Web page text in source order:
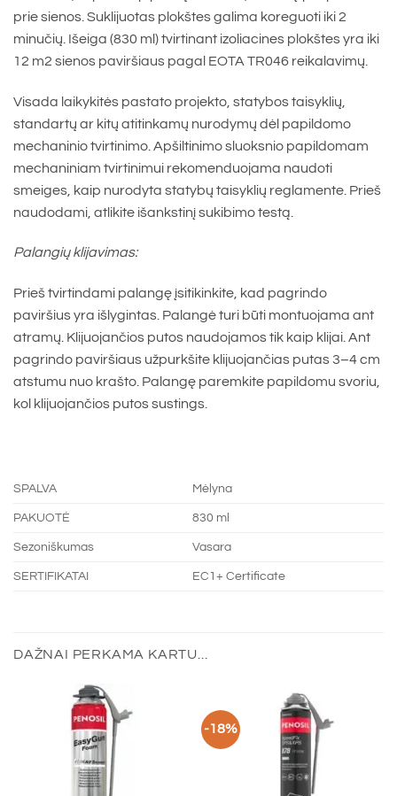
prie sienos. Suklijuotas plokštes galima koreguoti iki 2
minučių. Išeiga (830 ml) tvirtinant izoliacines plokštes yra iki
12 m2 sienos paviršiaus pagal EOTA TR046 reikalavimų.
Visada laikykitės pastato projekto, statybos taisyklių,
standartų ar kitų atitinkamų nurodymų dėl papildomo
mechaninio tvirtinimo. Apšiltinimo sluoksnio papildomam
mechaniniam tvirtinimui rekomenduojama naudoti
smeiges, kaip nurodyta statybų taisyklių reglamente. Prieš
naudodami, atlikite išankstinį sukibimo testą.
Palangių klijavimas:
Prieš tvirtindami palangę įsitikinkite, kad pagrindo
paviršius yra išlygintas. Palangė turi būti montuojama ant
atramų. Klijuojančios putos naudojamos tik kaip klijai. Ant
pagrindo paviršiaus užpurkšite klijuojančias putas 3–4 cm
atstumu nuo krašto. Palangę paremkite papildomu svoriu,
kol klijuojančios putos sustings.
SPALVA Mėlyna
PAKUOTĖ 830 ml
Sezoniškumas Vasara
SERTIFIKATAI EC1+ Certificate
DAŽNAI PERKAMA KARTU...
-18%